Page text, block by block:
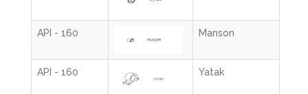
API - 160 Manson
API - 160 Yatak